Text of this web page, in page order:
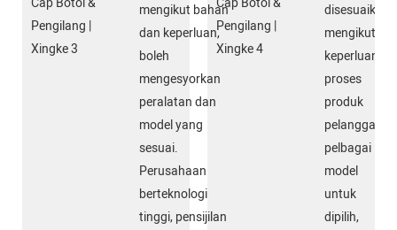
mengikut bahan
dan keperluan,
boleh
mengesyorkan
peralatan dan
model yang
sesuai.
Perusahaan
berteknologi
tinggi, pensijilan
disesuaikan
mengikut
keperluan
proses
produk
pelanggan,
pelbagai
model
untuk
dipilih,